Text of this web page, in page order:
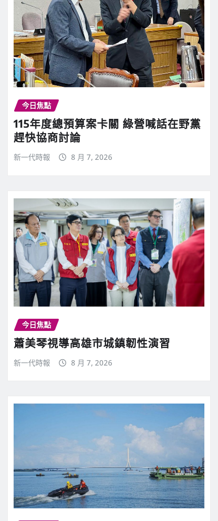
今日焦點
115年度總預算案卡關 綠營喊話在野黨
趕快協商討論
新一代時報 8 月 7, 2026
今日焦點
蕭美琴視導高雄市城鎮韌性演習
新一代時報 8 月 7, 2026